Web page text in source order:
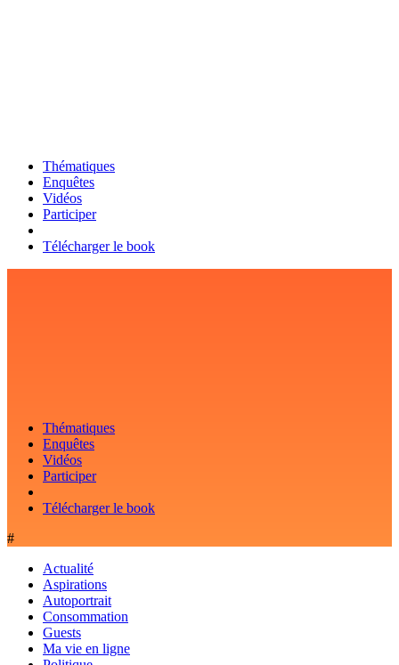
Thématiques
Enquêtes
Vidéos
Participer
Télécharger le book
Thématiques
Enquêtes
Vidéos
Participer
Télécharger le book
#
Actualité
Aspirations
Autoportrait
Consommation
Guests
Ma vie en ligne